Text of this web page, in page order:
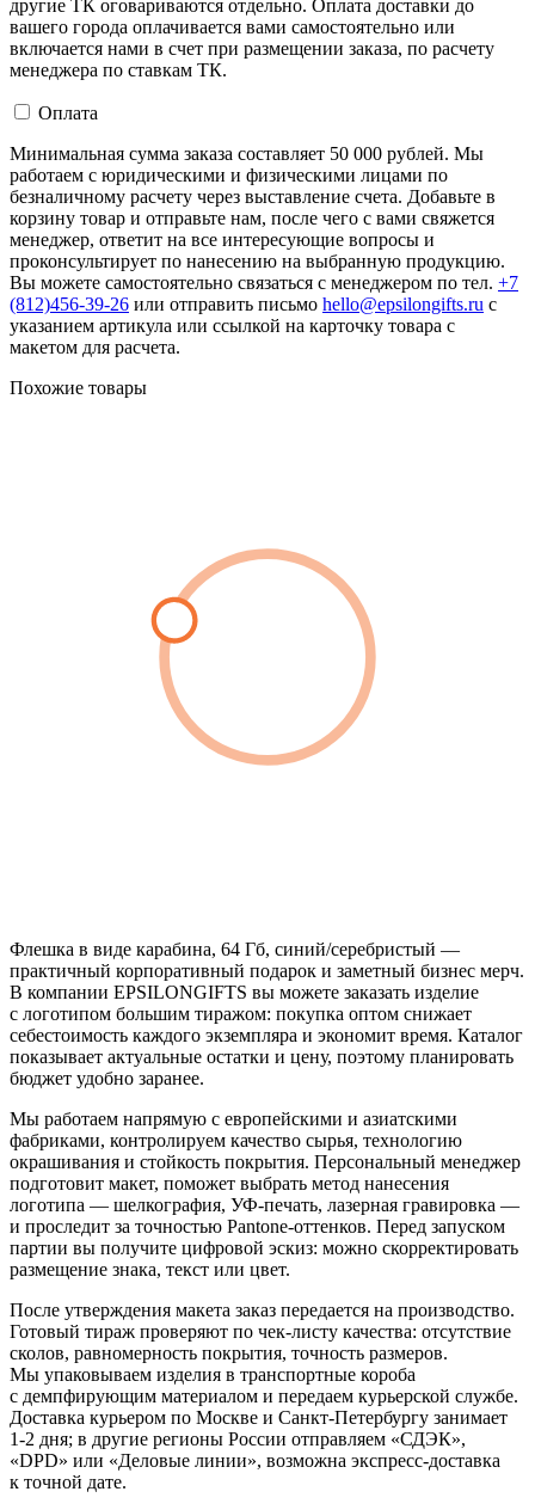
другие ТК оговариваются отдельно. Оплата доставки до
вашего города оплачивается вами самостоятельно или
включается нами в счет при размещении заказа, по расчету
менеджера по ставкам ТК.
Оплата
Минимальная сумма заказа составляет 50 000 рублей. Мы
работаем с юридическими и физическими лицами по
безналичному расчету через выставление счета. Добавьте в
корзину товар и отправьте нам, после чего с вами свяжется
менеджер, ответит на все интересующие вопросы и
проконсультирует по нанесению на выбранную продукцию.
Вы можете самостоятельно связаться с менеджером по тел. +7
(812)456-39-26 или отправить письмо hello@epsilongifts.ru с
указанием артикула или ссылкой на карточку товара с
макетом для расчета.
Похожие товары
Флешка в виде карабина, 64 Гб, синий/серебристый —
практичный корпоративный подарок и заметный бизнес мерч.
В компании EPSILONGIFTS вы можете заказать изделие
с логотипом большим тиражом: покупка оптом снижает
себестоимость каждого экземпляра и экономит время. Каталог
показывает актуальные остатки и цену, поэтому планировать
бюджет удобно заранее.
Мы работаем напрямую с европейскими и азиатскими
фабриками, контролируем качество сырья, технологию
окрашивания и стойкость покрытия. Персональный менеджер
подготовит макет, поможет выбрать метод нанесения
логотипа — шелкография, УФ-печать, лазерная гравировка —
и проследит за точностью Pantone-оттенков. Перед запуском
партии вы получите цифровой эскиз: можно скорректировать
размещение знака, текст или цвет.
После утверждения макета заказ передается на производство.
Готовый тираж проверяют по чек-листу качества: отсутствие
сколов, равномерность покрытия, точность размеров.
Мы упаковываем изделия в транспортные короба
с демпфирующим материалом и передаем курьерской службе.
Доставка курьером по Москве и Санкт-Петербургу занимает
1-2 дня; в другие регионы России отправляем «СДЭК»,
«DPD» или «Деловые линии», возможна экспресс-доставка
к точной дате.